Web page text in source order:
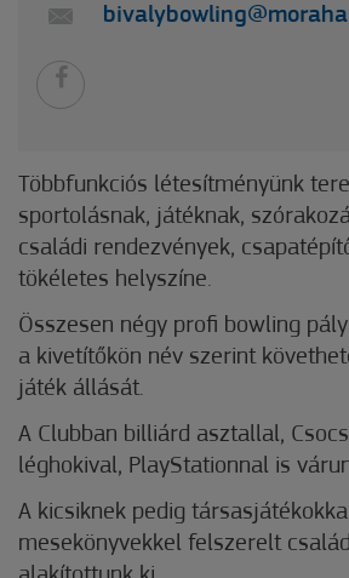
Többfunkciós létesítményünk
sportolásnak, játéknak,
családi rendezvények,
tökéletes helyszíne.
Összesen négy profi bowling
a kivetítőkön név szerint
játék állását.
A Clubban billiárd asztallal,
léghokival, PlayStationnal is
A kicsiknek pedig
mesekönyvekkel felszerelt